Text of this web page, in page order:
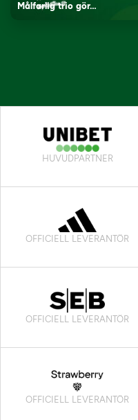
Målfarlig trio gör…
HUVUDPARTNER
OFFICIELL LEVERANTÖR
OFFICIELL LEVERANTÖR
OFFICIELL LEVERANTÖR